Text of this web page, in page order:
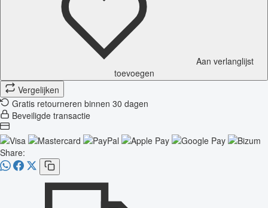
Aan verlanglijst
toevoegen
Vergelijken
Gratis retourneren binnen 30 dagen
Beveiligde transactie
Share: